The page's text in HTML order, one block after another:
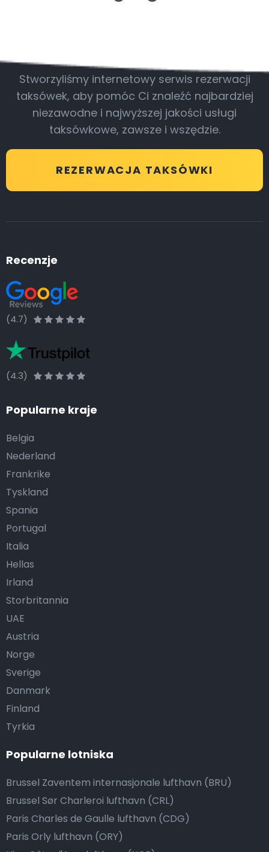
Stworzyliśmy internetowy serwis rezerwacji
taksówek, aby pomóc Ci znaleźć najbardziej
niezawodne i najwyższej jakości usługi
taksówkowe, zawsze i wszędzie.
REZERWACJA TAKSÓWKI
Recenzje
(4.7)
(4.3)
Popularne kraje
Belgia
Nederland
Frankrike
Tyskland
Spania
Portugal
Italia
Hellas
Irland
Storbritannia
UAE
Austria
Norge
Sverige
Danmark
Finland
Tyrkia
Popularne lotniska
Brussel Zaventem internasjonale lufthavn (BRU)
Brussel Sør Charleroi lufthavn (CRL)
Paris Charles de Gaulle lufthavn (CDG)
Paris Orly lufthavn (ORY)